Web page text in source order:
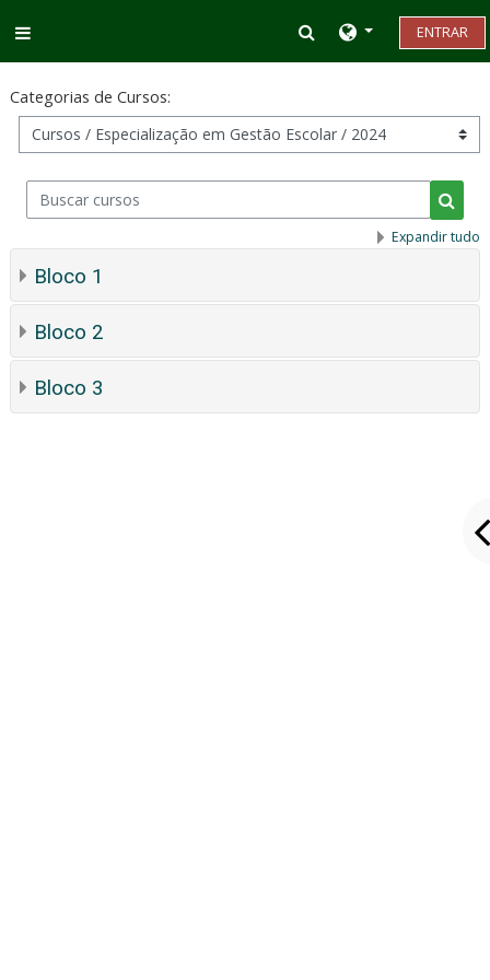
Alternar entrada
ENTRAR
Categorias de Cursos:
Buscar cursos
Expandir tudo
Bloco 1
Bloco 2
Bloco 3